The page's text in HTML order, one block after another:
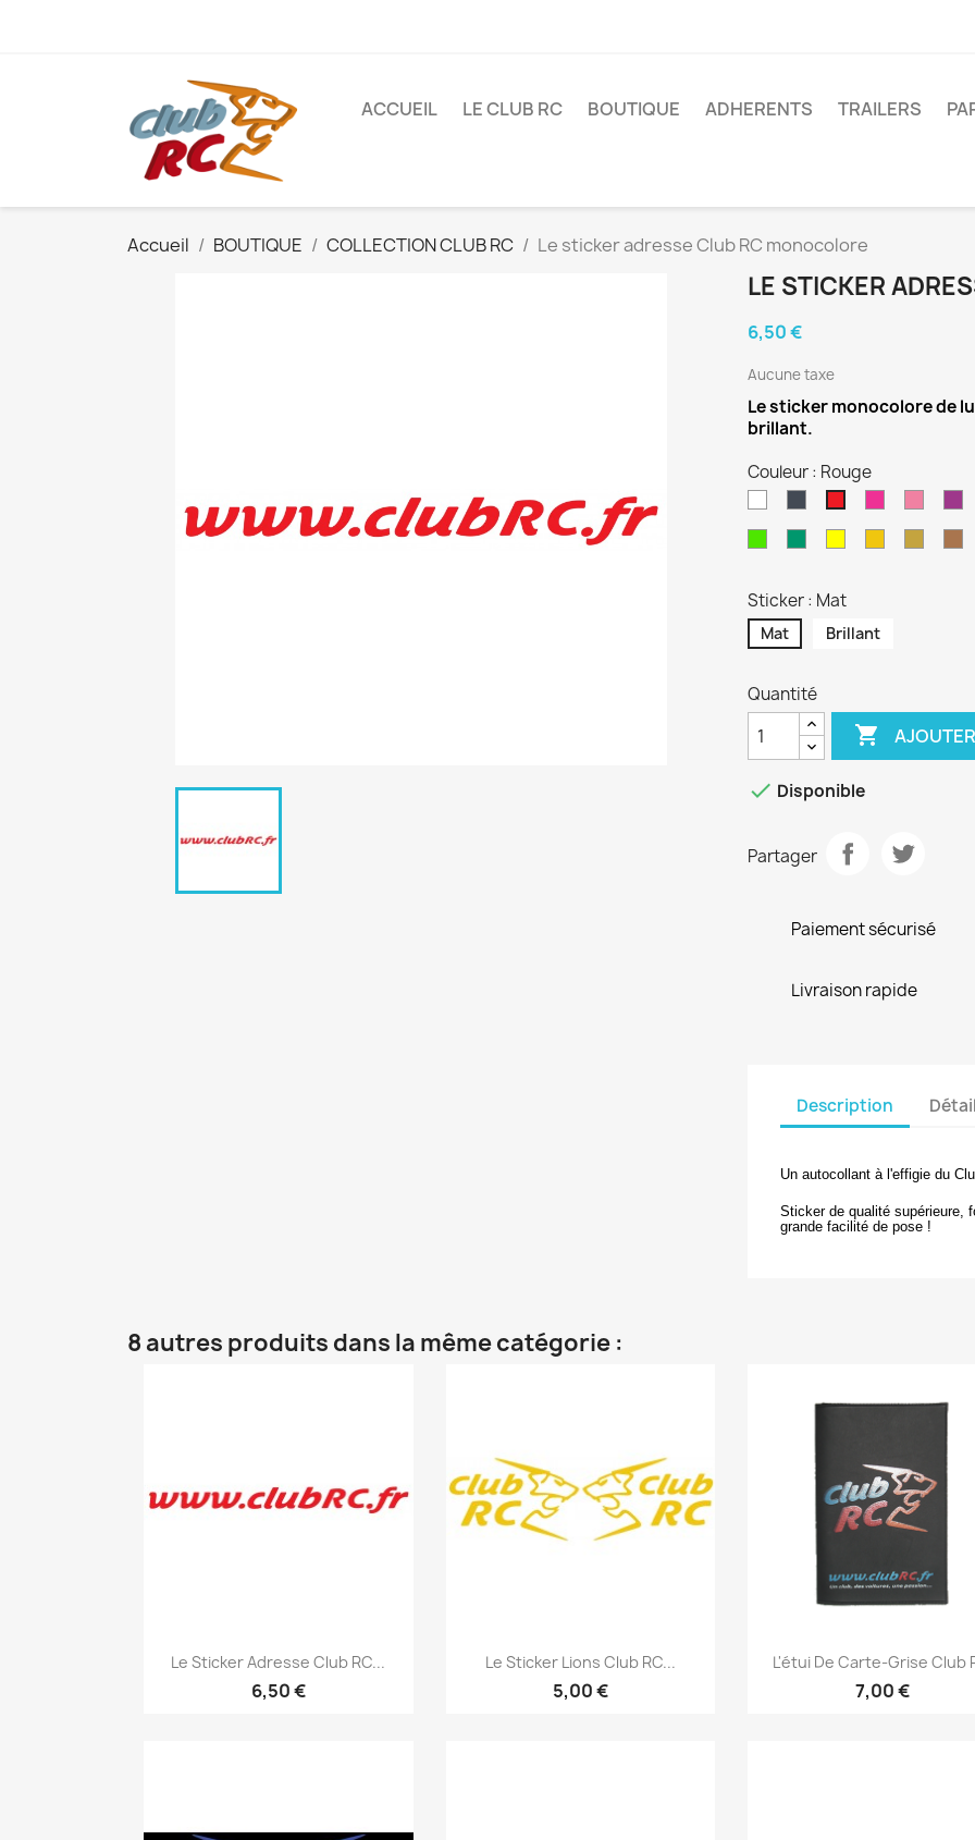
ACCUEIL LE CLUB RC BOUTIQUE ADHERENTS TRAILERS
Accueil BOUTIQUE COLLECTION CLUB RC Le sticker adresse Club RC monocolore
LE STICKER
6,50 €
Aucune taxe
Le sticker monocolore de
brillant.
Couleur : Rouge
Sticker : Mat
Mat Brillant
Quantité

 Disponible
Partager
Paiement sécurisé
Livraison rapide
Description
Un autocollant à l'effigie du
Sticker de qualité supérieure,
grande facilité de pose !
8 autres produits dans la même catégorie :
Aperçu rapide
Le Sticker Adresse Club RC...
6,50 €
Aperçu rapide
Le Sticker Lions Club RC...
5,00 €
Aperçu rapide
L'étui De Carte-Grise Club
7,00 €